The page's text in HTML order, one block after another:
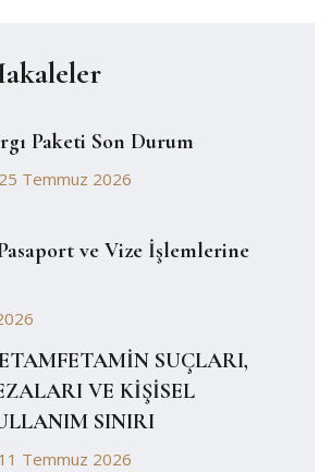
Paketi Son Durum
25 Temmuz 2026
ve Vize İşlemlerine
SUÇLARI,
VE KİŞİSEL
SINIRI
11 Temmuz 2026